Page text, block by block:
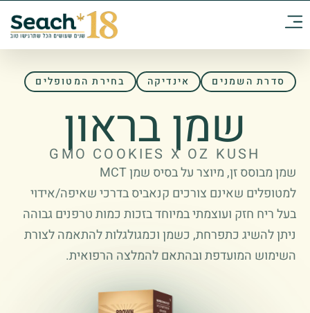
סדרת השמנים אינדיקה בחירת המטופלים
שמן בראון
GMO COOKIES X OZ KUSH
שמן מבוסס זן, מיוצר על בסיס שמן MCT
למטופלים שאינם צורכים קנאביס בדרכי שאיפה/אידוי
בעל ריח חזק ועוצמתי במיוחד בזכות כמות טרפנים גבוהה
ניתן להשיג כתפרחת, כשמן וכמגולגלות להתאמה לצורת
השימוש המועדפת ובהתאם להמלצה הרפואית.